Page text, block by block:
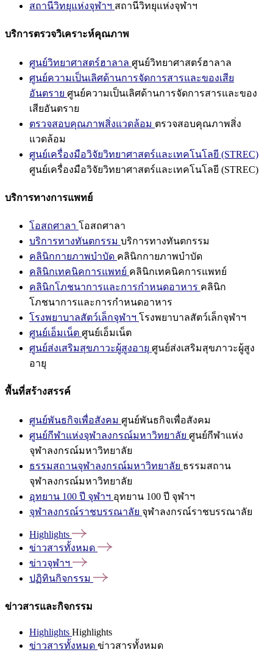
สถานีวิทยุแห่งจุฬาฯ สถานีวิทยุแห่งจุฬาฯ
บริการตรวจวิเคราะห์คุณภาพ
ศูนย์วิทยาศาสตร์ฮาลาล ศูนย์วิทยาศาสตร์ฮาลาล
ศูนย์ความเป็นเลิศด้านการจัดการสารและของเสีย
อันตราย ศูนย์ความเป็นเลิศด้านการจัดการสารและของ
เสียอันตราย
ตรวจสอบคุณภาพสิ่งแวดล้อม ตรวจสอบคุณภาพสิ่ง
แวดล้อม
ศูนย์เครื่องมือวิจัยวิทยาศาสตร์และเทคโนโลยี (STREC)
ศูนย์เครื่องมือวิจัยวิทยาศาสตร์และเทคโนโลยี (STREC)
บริการทางการแพทย์
โอสถศาลา โอสถศาลา
บริการทางทันตกรรม บริการทางทันตกรรม
คลินิกกายภาพบำบัด คลินิกกายภาพบำบัด
คลินิกเทคนิคการแพทย์ คลินิกเทคนิคการแพทย์
คลินิกโภชนาการและการกำหนดอาหาร คลินิก
โภชนาการและการกำหนดอาหาร
โรงพยาบาลสัตว์เล็กจุฬาฯ โรงพยาบาลสัตว์เล็กจุฬาฯ
ศูนย์เอ็มเน็ต ศูนย์เอ็มเน็ต
ศูนย์ส่งเสริมสุขภาวะผู้สูงอายุ ศูนย์ส่งเสริมสุขภาวะผู้สูง
อายุ
พื้นที่สร้างสรรค์
ศูนย์พันธกิจเพื่อสังคม ศูนย์พันธกิจเพื่อสังคม
ศูนย์กีฬาแห่งจุฬาลงกรณ์มหาวิทยาลัย ศูนย์กีฬาแห่ง
จุฬาลงกรณ์มหาวิทยาลัย
ธรรมสถานจุฬาลงกรณ์มหาวิทยาลัย ธรรมสถาน
จุฬาลงกรณ์มหาวิทยาลัย
อุทยาน 100 ปี จุฬาฯ อุทยาน 100 ปี จุฬาฯ
จุฬาลงกรณ์ราชบรรณาลัย จุฬาลงกรณ์ราชบรรณาลัย
Highlights
ข่าวสารทั้งหมด
ข่าวจุฬาฯ
ปฏิทินกิจกรรม
ข่าวสารและกิจกรรม
Highlights Highlights
ข่าวสารทั้งหมด ข่าวสารทั้งหมด